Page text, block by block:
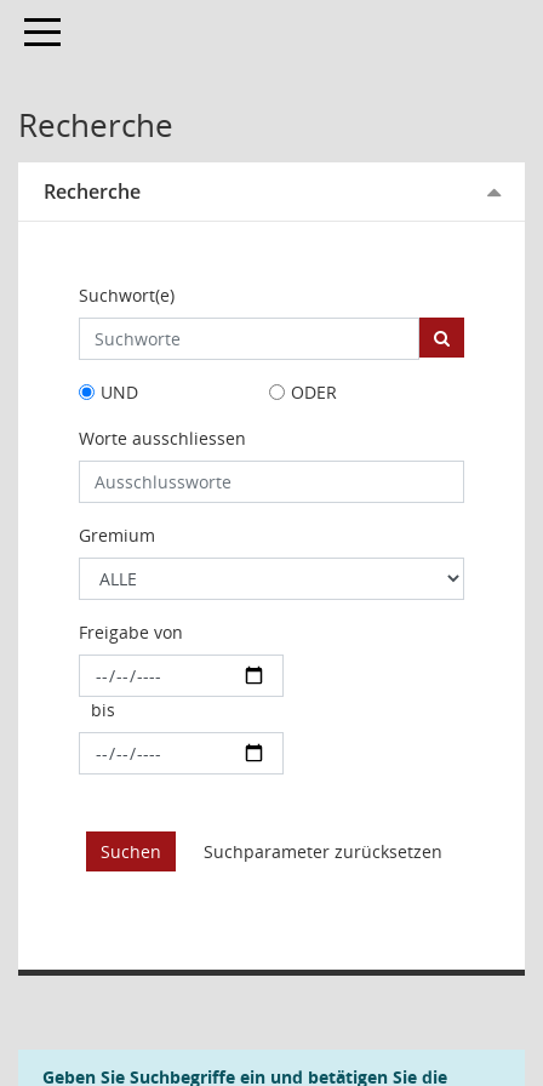
Toggle navigation
Recherche
Recherche
Suchwort(e)
UND
ODER
Worte ausschliessen
Gremium
Freigabe von
bis
Geben Sie Suchbegriffe ein und betätigen Sie die